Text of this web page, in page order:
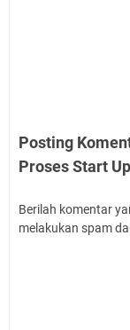
Posting
Proses Start
Berilah komentar
melakukan spam